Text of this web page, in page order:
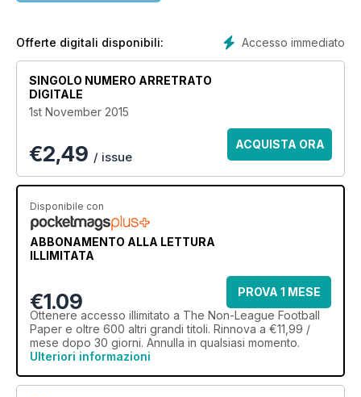
Accesso immediato
Offerte digitali disponibili:
SINGOLO NUMERO ARRETRATO
DIGITALE
1st November 2015
€2,49 / issue
ACQUISTA ORA
Disponibile con
ABBONAMENTO ALLA LETTURA
ILLIMITATA
€1.09
PROVA 1 MESE
Ottenere accesso illimitato a The Non-League Football
Paper e oltre 600 altri grandi titoli. Rinnova a €11,99 /
mese dopo 30 giorni. Annulla in qualsiasi momento.
Ulteriori informazioni